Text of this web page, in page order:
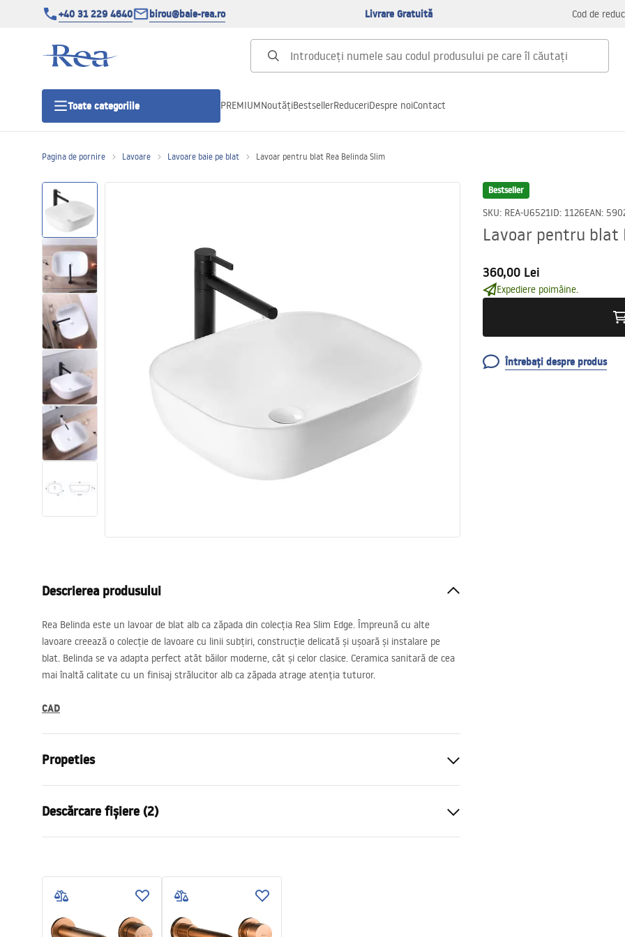
+40 31 229 4640 birou@baie-rea.ro Livrare Gratuită Cod de
Toate categoriile
Usi pentru cabine de dus
Cadite de dus
Rigole Liniare
Vase WC si Bideuri
Lavoare
Cazi cu paravane
Baterii sanitare
Dusuri
PREMIUMNoutățiBestsellerReduceriDespre noiContact
Pagina de pornire Lavoare Lavoare baie pe blat Lavoar pentru blat Rea Belinda Slim
Bestseller
SKU: REA-U6521ID: 1126EAN:
Lavoar pentru blat
360,00 Lei
Expediere poimâine.
Întrebați despre produs
Descrierea produsului
Rea Belinda este un lavoar de blat alb ca zăpada din colecția Rea Slim Edge. Împreună cu alte
lavoare creează o colecție de lavoare cu linii subțiri, construcție delicată și ușoară și instalare pe
blat. Belinda se va adapta perfect atât băilor moderne, cât și celor clasice. Ceramica sanitară de cea
mai înaltă calitate cu un finisaj strălucitor alb ca zăpada atrage atenția tuturor.
CAD
Propeties
Material
Culoare
Alb
Inalime
135
Descărcare fișiere (2)